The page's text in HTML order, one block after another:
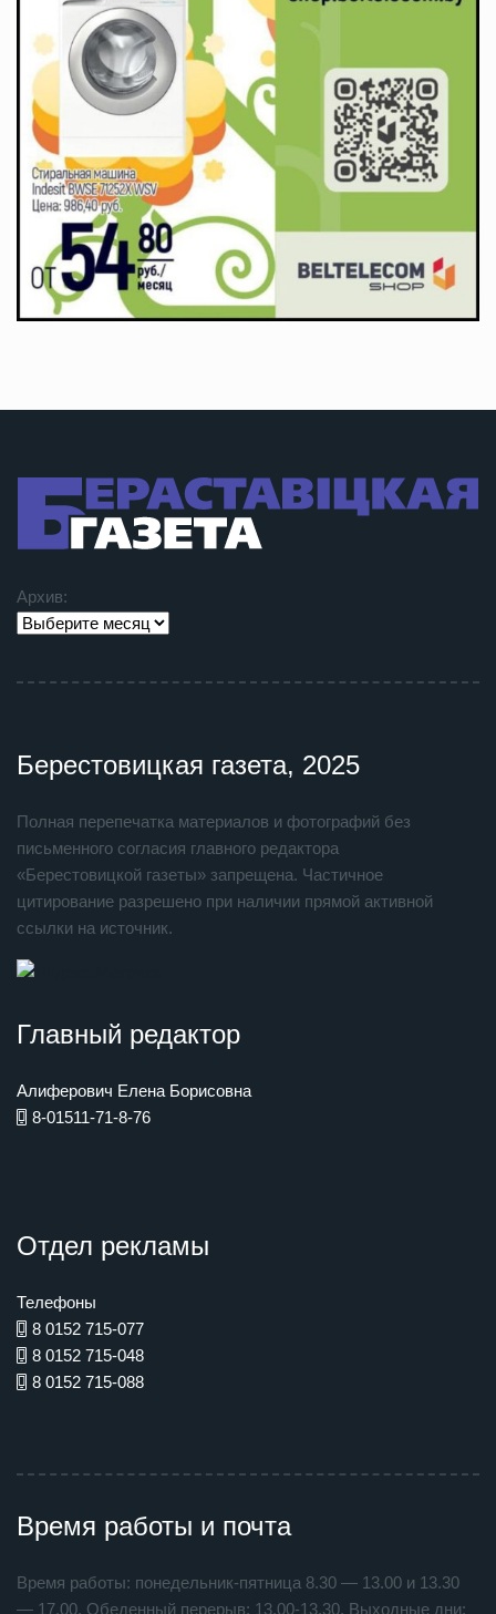
Архив:
Берестовицкая газета, 2025
Полная перепечатка материалов и фотографий без
письменного согласия главного редактора
«Берестовицкой газеты» запрещена. Частичное
цитирование разрешено при наличии прямой активной
ссылки на источник.
Главный редактор
Алиферович Елена Борисовна
8-01511-71-8-76
Отдел рекламы
Телефоны
8 0152 715-077
8 0152 715-048
8 0152 715-088
Время работы и почта
Время работы: понедельник-пятница 8.30 — 13.00 и 13.30
— 17.00. Обеденный перерыв: 13.00-13.30. Выходные дни: